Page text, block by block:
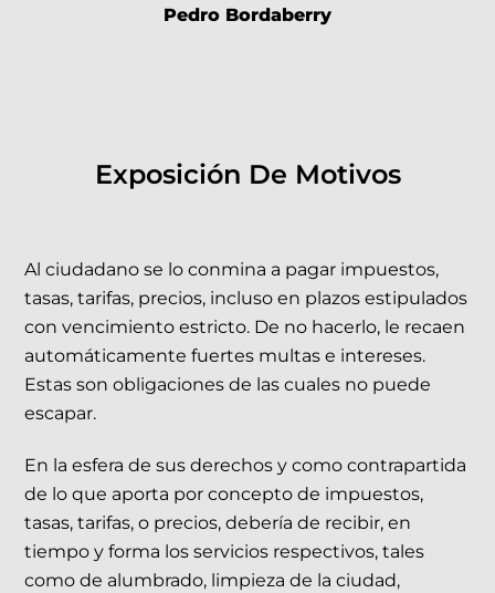
Pedro Bordaberry
Exposición De Motivos
Al ciudadano se lo conmina a pagar impuestos,
tasas, tarifas, precios, incluso en plazos estipulados
con vencimiento estricto. De no hacerlo, le recaen
automáticamente fuertes multas e intereses.
Estas son obligaciones de las cuales no puede
escapar.
En la esfera de sus derechos y como contrapartida
de lo que aporta por concepto de impuestos,
tasas, tarifas, o precios, debería de recibir, en
tiempo y forma los servicios respectivos, tales
como de alumbrado, limpieza de la ciudad,